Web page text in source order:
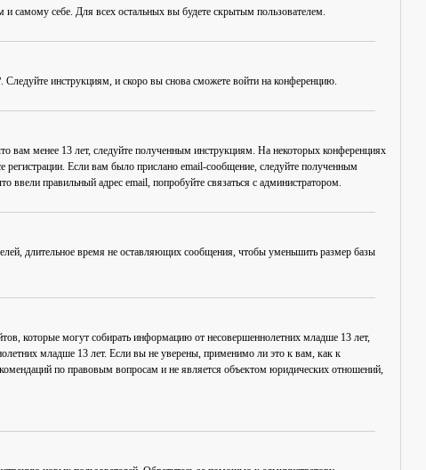
самому себе. Для всех остальных вы будете скрытым пользователем.
. Следуйте инструкциям, и скоро вы снова сможете войти на конференцию.
вам менее 13 лет, следуйте полученным инструкциям. На некоторых конференциях
регистрации. Если вам было прислано email-сообщение, следуйте полученным
правильный адрес email, попробуйте связаться с администратором.
длительное время не оставляющих сообщения, чтобы уменьшить размер базы
которые могут собирать информацию от несовершеннолетних младше 13 лет,
младше 13 лет. Если вы не уверены, применимо ли это к вам, как к
по правовым вопросам и не является объектом юридических отношений,